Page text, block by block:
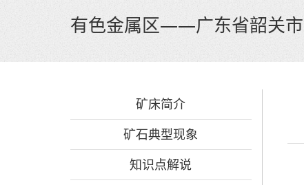
有色金属区——广东省韶关
矿床简介
矿石典型现象
知识点解说